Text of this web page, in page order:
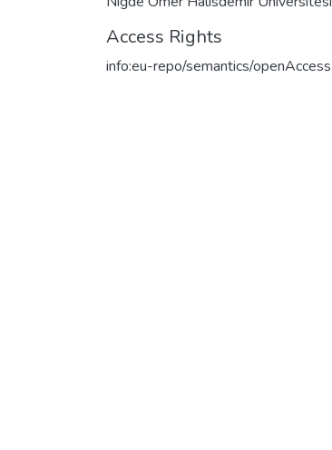
Access Rights
info:eu-repo/semantics/openAccess